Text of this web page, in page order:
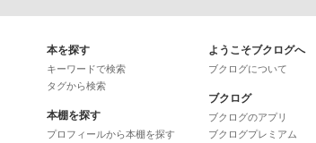
本を探す
キーワードで検索
タグから検索
本棚を探す
プロフィールから本棚を探す
ようこそブクログへ
ブクログについて
ブクログ
ブクログのアプリ
ブクログプレミアム